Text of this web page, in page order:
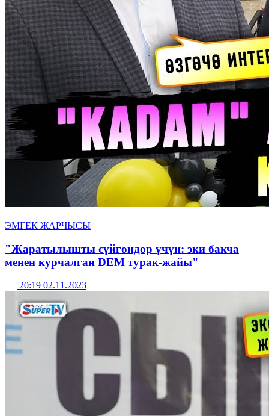
ЭМГЕК ЖАРЧЫСЫ
"Жаратылышты сүйгөндөр үчүн: эки бакча
менен курчалган DEM турак-жайы"
20:19 02.11.2023